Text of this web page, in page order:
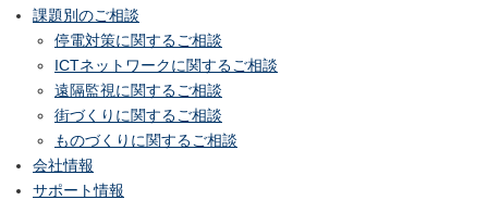
課題別のご相談
停電対策に関するご相談
ICTネットワークに関するご相談
遠隔監視に関するご相談
街づくりに関するご相談
ものづくりに関するご相談
会社情報
サポート情報